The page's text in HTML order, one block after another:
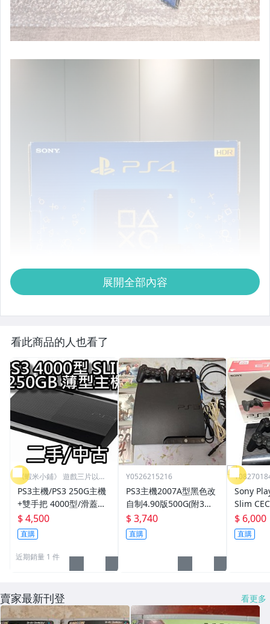
展開全部內容
看此商品的人也看了
《蝦米小鋪》 遊戲三片以上
免運
PS3主機/PS3 250G主機
+雙手把 4000型/滑蓋機
二手/中古 直購價4500元
桃園《蝦米小鋪》
$ 4,500
直購
近期銷量 1 件
Y0526215216
PS3主機2007A型黑色改
自制4.90版500G(附3片
遊戲,電源線,充電線,HD
MI線,原廠手把2支都正
常使用
$ 3,740
直購
Sony
Slim
B 主機 4.83版本、原廠
手把*2
$ 6,000
直購
賣家最新刊登 看更多